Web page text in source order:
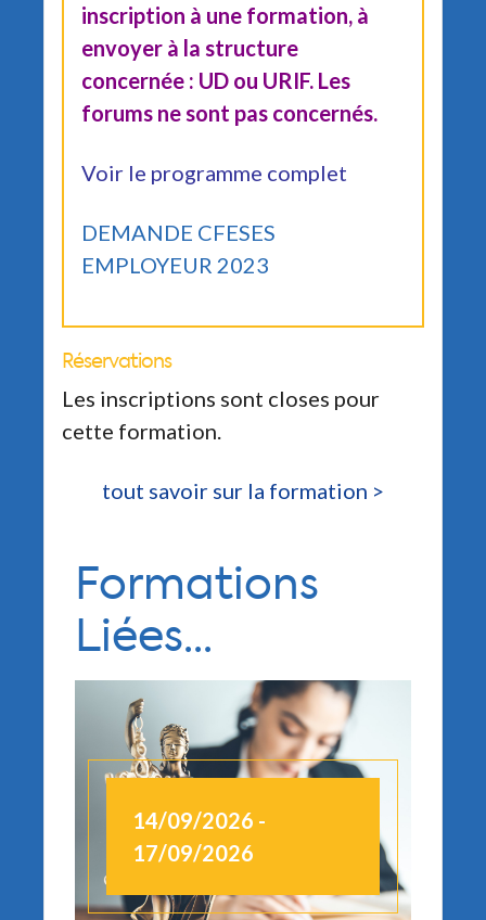
inscription à une formation, à
envoyer à la structure
concernée : UD ou URIF. Les
forums ne sont pas concernés.
Voir le programme complet
DEMANDE CFESES
EMPLOYEUR 2023
Réservations
Les inscriptions sont closes pour
cette formation.
tout savoir sur la formation >
Formations
Liées...
14/09/2026 -
17/09/2026